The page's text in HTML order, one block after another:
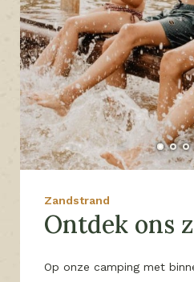
Zandstrand
Ontdek ons
Op onze camping met